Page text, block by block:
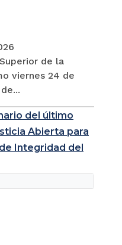
de la
viernes 24 de
del último
Abierta para
Integridad del